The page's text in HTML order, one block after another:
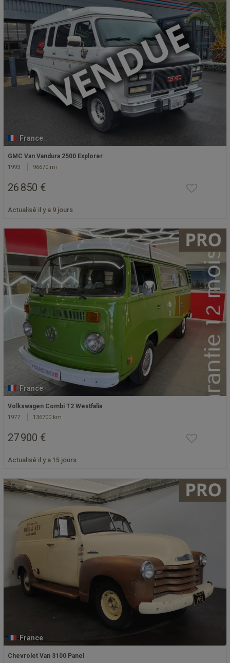
France
GMC Van Vandura 2500 Explorer
1993 96670 mi
26 850 €
Actualisé il y a 9 jours
France
Volkswagen Combi T2 Westfalia
1977 136700 km
27 900 €
Actualisé il y a 15 jours
France
Chevrolet Van 3100 Panel